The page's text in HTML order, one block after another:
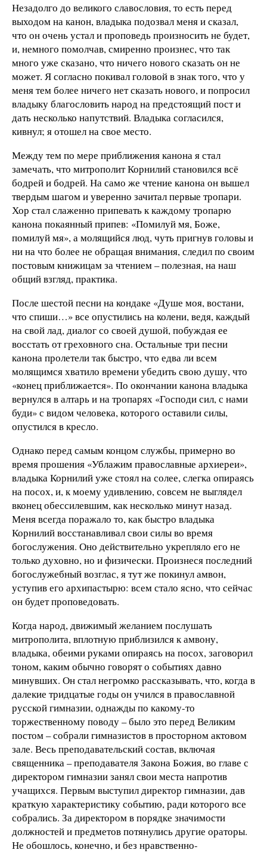
Незадолго до великого славословия, то есть перед
выходом на канон, владыка подозвал меня и сказал,
что он очень устал и проповедь произносить не будет,
и, немного помолчав, смиренно произнес, что так
много уже сказано, что ничего нового сказать он не
может. Я согласно покивал головой в знак того, что у
меня тем более ничего нет сказать нового, и попросил
владыку благословить народ на предстоящий пост и
дать несколько напутствий. Владыка согласился,
кивнул; я отошел на свое место.
Между тем по мере приближения канона я стал
замечать, что митрополит Корнилий становился всё
бодрей и бодрей. На само же чтение канона он вышел
твердым шагом и уверенно зачитал первые тропари.
Хор стал слаженно припевать к каждому тропарю
канона покаянный припев: «Помилуй мя, Боже,
помилуй мя», а молящийся люд, чуть пригнув головы и
ни на что более не обращая внимания, следил по своим
постовым книжицам за чтением – полезная, на наш
общий взгляд, практика.
После шестой песни на кондаке «Душе моя, востани,
что спиши…» все опустились на колени, ведя, каждый
на свой лад, диалог со своей душой, побуждая ее
восстать от греховного сна. Остальные три песни
канона пролетели так быстро, что едва ли всем
молящимся хватило времени убедить свою душу, что
«конец приближается». По окончании канона владыка
вернулся в алтарь и на тропарях «Господи сил, с нами
буди» с видом человека, которого оставили силы,
опустился в кресло.
Однако перед самым концом службы, примерно во
время прошения «Ублажим православные архиереи»,
владыка Корнилий уже стоял на солее, слегка опираясь
на посох, и, к моему удивлению, совсем не выглядел
вконец обессилевшим, как несколько минут назад.
Меня всегда поражало то, как быстро владыка
Корнилий восстанавливал свои силы во время
богослужения. Оно действительно укрепляло его не
только духовно, но и физически. Произнеся последний
богослужебный возглас, я тут же покинул амвон,
уступив его архипастырю: всем стало ясно, что сейчас
он будет проповедовать.
Когда народ, движимый желанием послушать
митрополита, вплотную приблизился к амвону,
владыка, обеими руками опираясь на посох, заговорил
тоном, каким обычно говорят о событиях давно
минувших. Он стал негромко рассказывать, что, когда в
далекие тридцатые годы он учился в православной
русской гимназии, однажды по какому-то
торжественному поводу – было это перед Великим
постом – собрали гимназистов в просторном актовом
зале. Весь преподавательский состав, включая
священника – преподавателя Закона Божия, во главе с
директором гимназии занял свои места напротив
учащихся. Первым выступил директор гимназии, дав
краткую характеристику событию, ради которого все
собрались. За директором в порядке значимости
должностей и предметов потянулись другие ораторы.
Не обошлось, конечно, и без нравственно-